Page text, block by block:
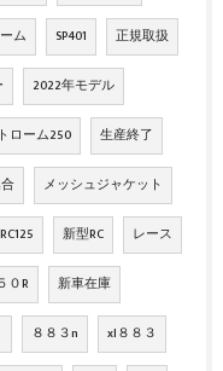
ム SP401 正規取扱
2022年モデル
ローム250 生産終了
メッシュジャケット
RC125 新型RC レース
０R 新車在庫
８８３n xl８８３